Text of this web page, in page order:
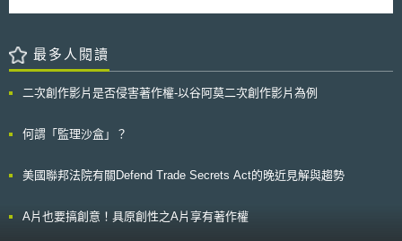
體。建議軟體開發商應檢視其授權作業，並嘗試從授權合約中處理，例如增
加授權轉讓時應通知開發商的條款等。
Assigned Names and Numbers, ICANN）在新加坡召開會議，決議通過開
命名。這項決定堪稱是網際網址系統有史以來最大的變革。 ICANN表
示，ICANN一直以來都希望能擴張網際網址字尾的數目，然而在商標侵權爭
費長達六年時間協商討論網際網址字尾之命名及運用，完成撰擬網際網址字
ICANN將從明年1月12日起開始接受申請，為期3個月，申請費用為
形，申請案將進行進一步的審議（包括仲裁程序）。若當有兩個以上申請人
協議，ICANN將會以競標方式決定由誰取得該名稱。 此項消息公佈
最多人閱讀
二次創作影片是否侵害著作權-以谷阿莫二次創作影片為例
何謂「監理沙盒」？
美國聯邦法院有關Defend Trade Secrets Act的晚近見解與趨勢
A片也要搞創意！具原創性之A片享有著作權